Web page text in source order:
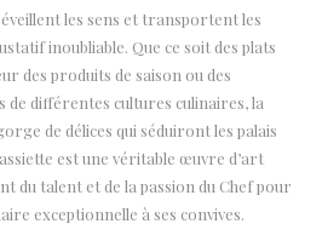
les sens et transportent les
inoubliable. Que ce soit des plats
des produits de saison ou des
de différentes cultures culinaires, la
de délices qui séduiront les palais
est une véritable œuvre d’art
du talent et de la passion du Chef pour
exceptionnelle à ses convives.